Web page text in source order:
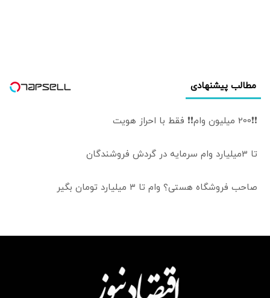
مطالب پیشنهادی
❗❗200 میلیون وام❗❗ فقط با احراز هویت
تا 3میلیارد وام سرمایه در گردش فروشندگان
صاحب فروشگاه هستی؟ وام تا ۳ میلیارد تومان بگیر